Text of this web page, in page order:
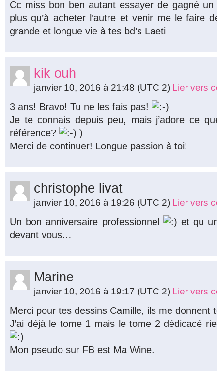
Cc miss bon ben autant essayer de gagné un
plus qu’à acheter l’autre et venir me le faire
grande et longue vie à tes bd’s Laeti
kik ouh
janvier 10, 2016 à 21:48 (UTC 2) Lier vers
3 ans! Bravo! Tu ne les fais pas!
Je te connais depuis peu, mais j’adore ce
référence?
)
Merci de continuer! Longue passion à toi!
christophe livat
janvier 10, 2016 à 19:26 (UTC 2) Lier vers
Un bon anniversaire professionnel
et qu
devant vous…
Marine
janvier 10, 2016 à 19:17 (UTC 2) Lier vers
Merci pour tes dessins Camille, ils me donnent
J’ai déjà le tome 1 mais le tome 2 dédicacé
Mon pseudo sur FB est Ma Wine.